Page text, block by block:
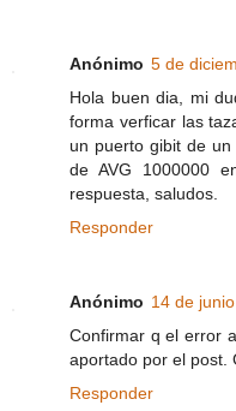
Anónimo 5 de
Hola buen dia, mi
forma verficar las
un puerto gibit de
de AVG 1000000
respuesta, saludos.
Responder
Anónimo 14 de
Confirmar q el error
aportado por el post.
Responder